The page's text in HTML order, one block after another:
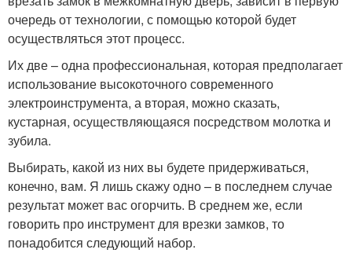
очередь от технологии, с помощью которой будет
осуществляться этот процесс.
Их две – одна профессиональная, которая предполагает
использование высокоточного современного
электроинструмента, а вторая, можно сказать,
кустарная, осуществляющаяся посредством молотка и
зубила.
Выбирать, какой из них вы будете придерживаться,
конечно, вам. Я лишь скажу одно – в последнем случае
результат может вас огорчить. В среднем же, если
говорить про инструмент для врезки замков, то
понадобится следующий набор.